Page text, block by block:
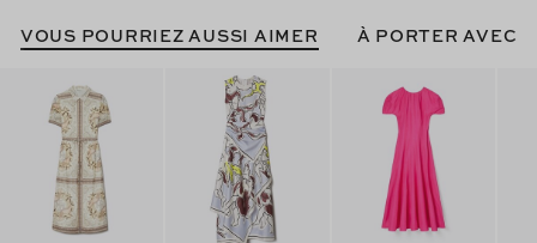
VOUS POURRIEZ AUSSI AIMER À PORTER AVEC